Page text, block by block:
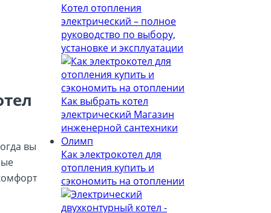
вы
Котел отопления
электрический – полное
руководство по выбору,
установке и эксплуатации
Как электрокотел для
отопления купить и
сэкономить на отоплении